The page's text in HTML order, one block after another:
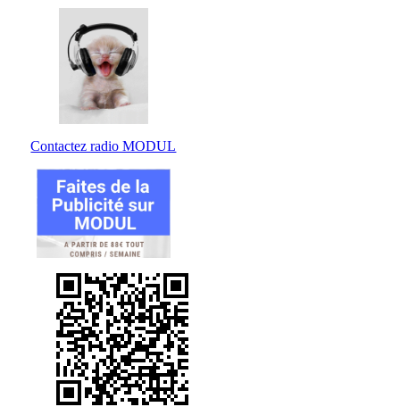
Contactez radio MODUL